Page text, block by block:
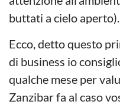
buttati a cielo aperto).
Ecco, detto questo
di business io
qualche mese per
Zanzibar fa al caso